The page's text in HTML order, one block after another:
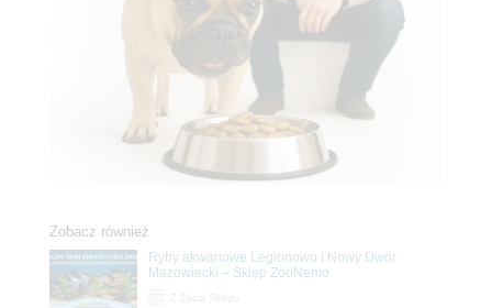
Zobacz również
Ryby akwariowe Legionowo i Nowy Dwór
Mazowiecki – Sklep ZooNemo